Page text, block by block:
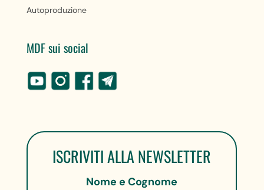
Autoproduzione
MDF sui social
ISCRIVITI ALLA NEWSLETTER
Nome e Cognome